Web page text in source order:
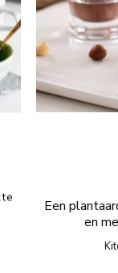
Een
en